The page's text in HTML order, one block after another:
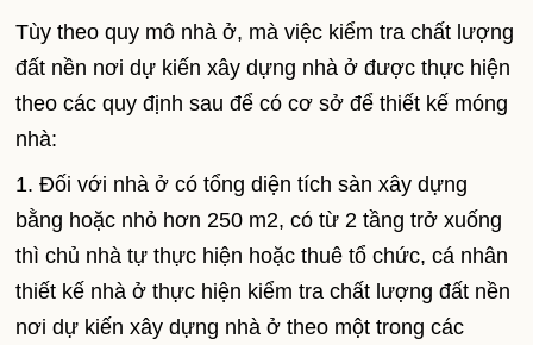
Tùy theo quy mô nhà ở, mà việc kiểm tra chất lượng
đất nền nơi dự kiến xây dựng nhà ở được thực hiện
theo các quy định sau để có cơ sở để thiết kế móng
nhà:
1. Đối với nhà ở có tổng diện tích sàn xây dựng
bằng hoặc nhỏ hơn 250 m2, có từ 2 tầng trở xuống
thì chủ nhà tự thực hiện hoặc thuê tổ chức, cá nhân
thiết kế nhà ở thực hiện kiểm tra chất lượng đất nền
nơi dự kiến xây dựng nhà ở theo một trong các